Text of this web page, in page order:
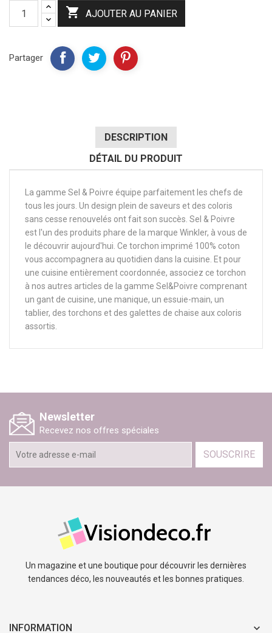
 AJOUTER AU PANIER
Partager
DESCRIPTION
DÉTAIL DU PRODUIT
La gamme Sel & Poivre équipe parfaitement les chefs de
tous les jours. Un design plein de saveurs et des coloris
sans cesse renouvelés ont fait son succès. Sel & Poivre
est l'un des produits phare de la marque Winkler, à vous de
le découvrir aujourd'hui. Ce torchon imprimé 100% coton
vous accompagnera au quotidien dans la cuisine. Et pour
une cuisine entièrement coordonnée, associez ce torchon
à nos autres articles de la gamme Sel&Poivre comprenant
un gant de cuisine, une manique, un essuie-main, un
tablier, des torchons et des galettes de chaise aux coloris
assortis.
Newsletter
Recevez nos offres spéciales
SOUSCRIRE
Un magazine et une boutique pour découvrir les dernières
tendances déco, les nouveautés et les bonnes pratiques.
INFORMATION